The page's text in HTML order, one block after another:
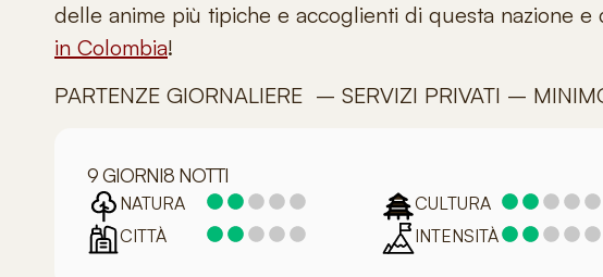
delle anime più tipiche e accoglienti di questa nazione
in Colombia!
PARTENZE GIORNALIERE – SERVIZI PRIVATI –
9 GIORNI8 NOTTI
NATURA CULTURA
CITTÀ
INTENSITÀ